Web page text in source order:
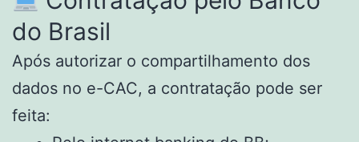
do Brasil
Após autorizar o compartilhamento dos
dados no e-CAC, a contratação pode ser
feita: